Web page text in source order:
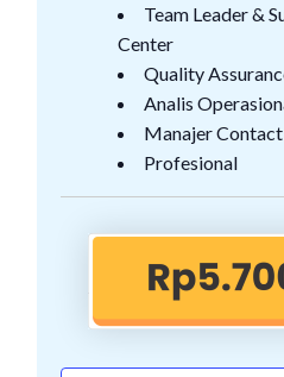
Team Leader &
Center
Quality
Analis
Manajer
Profesional